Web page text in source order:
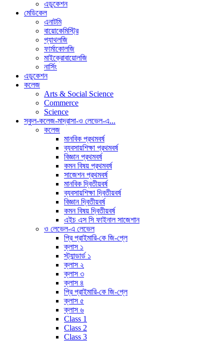
এডুকেশন
মেডিকেল
এনাটমি
বায়োকেমিস্ট্রি
প্যাথলজি
ফার্মাকোলজি
মাইক্রোবায়োলজি
নার্সিং
এডুকেশন
কলেজ
Arts & Social Science
Commerce
Science
স্কুল-কলেজ-মাদ্রাসা-ও লেভেল-এ...
কলেজ
মানবিক প্রথমবর্ষ
ব্যবসায়শিক্ষা প্রথমবর্ষ
বিজ্ঞান প্রথমবর্ষ
কমন বিষয় প্রথমবর্ষ
সাজেশন প্রথমবর্ষ
মানবিক দ্বিতীয়বর্ষ
ব্যবসায়শিক্ষা দ্বিতীয়বর্ষ
বিজ্ঞান দ্বিতীয়বর্ষ
কমন বিষয় দ্বিতীয়বর্ষ
এইচ এস সি ফাইনাল সাজেশান
ও লেভেল-এ লেভেল
প্রি প্রাইমারি-কে জি-প্লে
ক্লাস ১
স্ট্যান্ডার্ড ১
ক্লাস ২
ক্লাস ৩
ক্লাস ৪
প্রি প্রাইমারি-কে জি-প্লে
ক্লাস ৫
ক্লাস ৬
Class 1
Class 2
Class 3